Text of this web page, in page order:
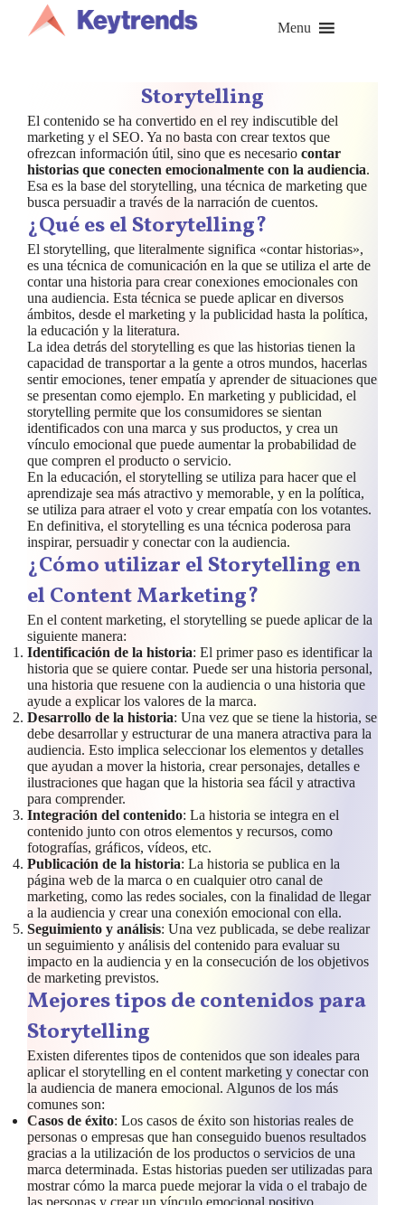
contenido
Menu
Storytelling
El contenido se ha convertido en el rey indiscutible del
marketing y el SEO. Ya no basta con crear textos que
ofrezcan información útil, sino que es necesario contar
historias que conecten emocionalmente con la audiencia.
Esa es la base del storytelling, una técnica de marketing que
busca persuadir a través de la narración de cuentos.
¿Qué es el Storytelling?
El storytelling, que literalmente significa «contar historias»,
es una técnica de comunicación en la que se utiliza el arte de
contar una historia para crear conexiones emocionales con
una audiencia. Esta técnica se puede aplicar en diversos
ámbitos, desde el marketing y la publicidad hasta la política,
la educación y la literatura.
La idea detrás del storytelling es que las historias tienen la
capacidad de transportar a la gente a otros mundos, hacerlas
sentir emociones, tener empatía y aprender de situaciones que
se presentan como ejemplo. En marketing y publicidad, el
storytelling permite que los consumidores se sientan
identificados con una marca y sus productos, y crea un
vínculo emocional que puede aumentar la probabilidad de
que compren el producto o servicio.
En la educación, el storytelling se utiliza para hacer que el
aprendizaje sea más atractivo y memorable, y en la política,
se utiliza para atraer el voto y crear empatía con los votantes.
En definitiva, el storytelling es una técnica poderosa para
inspirar, persuadir y conectar con la audiencia.
¿Cómo utilizar el Storytelling en
el Content Marketing?
En el content marketing, el storytelling se puede aplicar de la
siguiente manera:
Identificación de la historia: El primer paso es identificar la
historia que se quiere contar. Puede ser una historia personal,
una historia que resuene con la audiencia o una historia que
ayude a explicar los valores de la marca.
Desarrollo de la historia: Una vez que se tiene la historia, se
debe desarrollar y estructurar de una manera atractiva para la
audiencia. Esto implica seleccionar los elementos y detalles
que ayudan a mover la historia, crear personajes, detalles e
ilustraciones que hagan que la historia sea fácil y atractiva
para comprender.
Integración del contenido: La historia se integra en el
contenido junto con otros elementos y recursos, como
fotografías, gráficos, vídeos, etc.
Publicación de la historia: La historia se publica en la
página web de la marca o en cualquier otro canal de
marketing, como las redes sociales, con la finalidad de llegar
a la audiencia y crear una conexión emocional con ella.
Seguimiento y análisis: Una vez publicada, se debe realizar
un seguimiento y análisis del contenido para evaluar su
impacto en la audiencia y en la consecución de los objetivos
de marketing previstos.
Mejores tipos de contenidos para
Storytelling
Existen diferentes tipos de contenidos que son ideales para
aplicar el storytelling en el content marketing y conectar con
la audiencia de manera emocional. Algunos de los más
comunes son:
Casos de éxito: Los casos de éxito son historias reales de
personas o empresas que han conseguido buenos resultados
gracias a la utilización de los productos o servicios de una
marca determinada. Estas historias pueden ser utilizadas para
mostrar cómo la marca puede mejorar la vida o el trabajo de
las personas y crear un vínculo emocional positivo.